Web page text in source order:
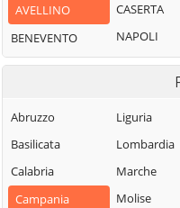
AVELLINO
BENEVENTO
CASERTA
NAPOLI
Abruzzo
Basilicata
Calabria
Campania
Liguria
Lombardia
Marche
Molise